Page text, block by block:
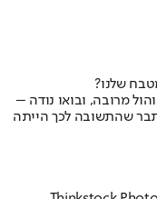
שלנו?
מרובה, ובואו נודה –
שהתשובה לכך הייתה